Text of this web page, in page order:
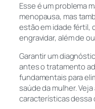
Esse é um problema
menopausa, mas
estão em idade fértil,
engravidar, além de
Garantir um
antes o tratamento
fundamentais para
saúde da mulher.
características dessa